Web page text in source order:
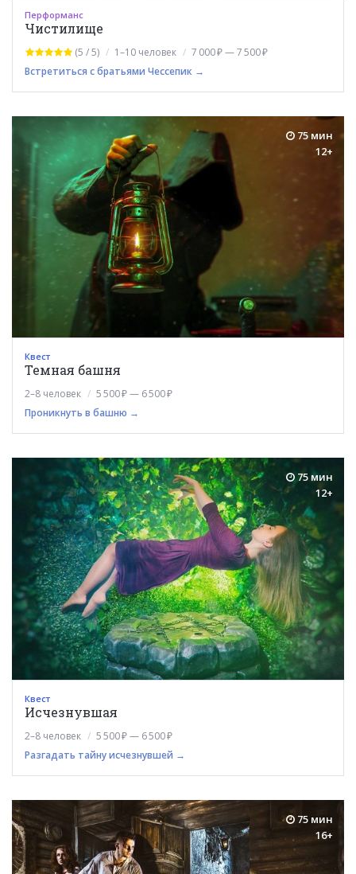
Перформанс
Чистилище
(5 / 5) 1–10 человек
7 000 ₽ — 7 500 ₽
Встретиться с братьями Чессепик →
75 мин
12+
Квест
Темная башня
2–8 человек
5 500 ₽ — 6 500 ₽
Проникнуть в башню →
75 мин
12+
Квест
Исчезнувшая
2–8 человек
5 500 ₽ — 6 500 ₽
Разгадать тайну исчезнувшей →
75 мин
16+